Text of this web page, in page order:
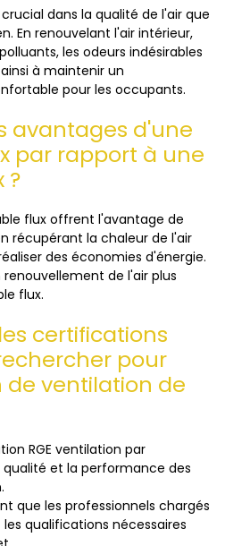
dans la qualité de l'air que
En renouvelant l'air intérieur,
les odeurs indésirables
à maintenir un
pour les occupants.
avantages d'une
par rapport à une
?
flux offrent l'avantage de
récupérant la chaleur de l'air
des économies d'énergie.
de l'air plus
flux.
certifications
pour
ventilation de
RGE ventilation par
qualité et la performance des
que les professionnels chargés
qualifications nécessaires